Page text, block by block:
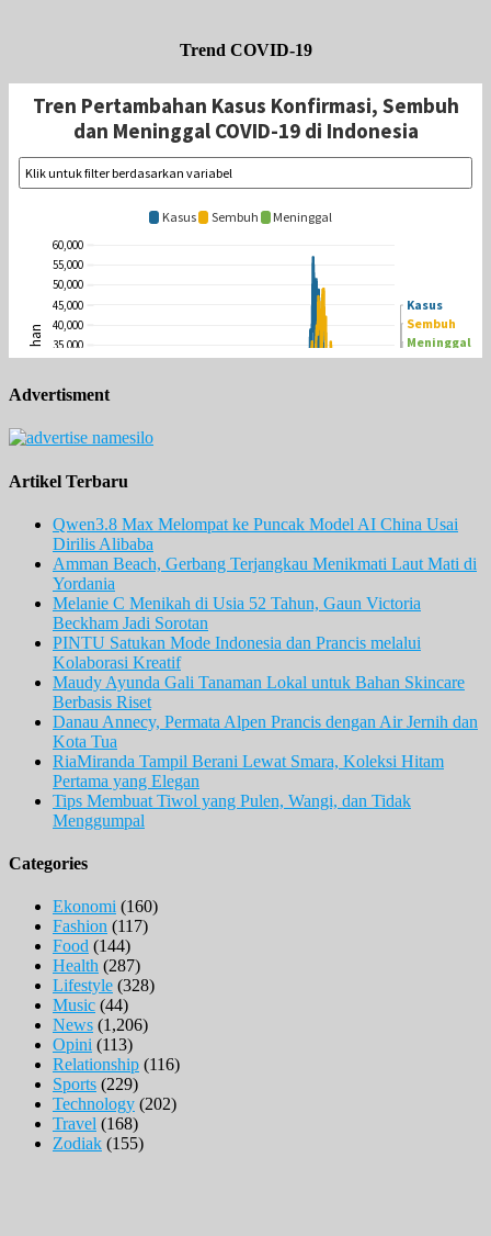
Trend COVID-19
Advertisment
Artikel Terbaru
Qwen3.8 Max Melompat ke Puncak Model AI China Usai
Dirilis Alibaba
Amman Beach, Gerbang Terjangkau Menikmati Laut Mati di
Yordania
Melanie C Menikah di Usia 52 Tahun, Gaun Victoria
Beckham Jadi Sorotan
PINTU Satukan Mode Indonesia dan Prancis melalui
Kolaborasi Kreatif
Maudy Ayunda Gali Tanaman Lokal untuk Bahan Skincare
Berbasis Riset
Danau Annecy, Permata Alpen Prancis dengan Air Jernih dan
Kota Tua
RiaMiranda Tampil Berani Lewat Smara, Koleksi Hitam
Pertama yang Elegan
Tips Membuat Tiwol yang Pulen, Wangi, dan Tidak
Menggumpal
Categories
Ekonomi (160)
Fashion (117)
Food (144)
Health (287)
Lifestyle (328)
Music (44)
News (1,206)
Opini (113)
Relationship (116)
Sports (229)
Technology (202)
Travel (168)
Zodiak (155)